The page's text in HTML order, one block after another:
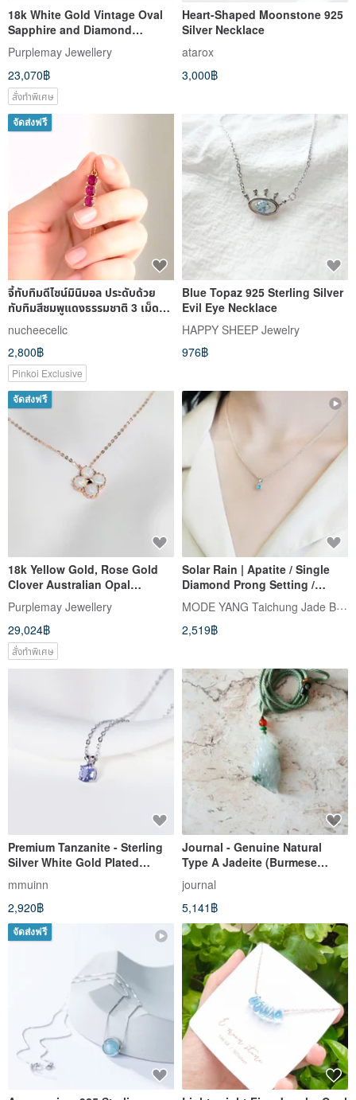
18k White Gold Vintage Oval
Sapphire and Diamond
Pendant Necklace - P022
Purplemay Jewellery
23,070฿
สั่งทำพิเศษ
Heart-Shaped Moonstone 925
Silver Necklace
atarox
3,000฿
จัดส่งฟรี
จี้ทับทิมดีไซน์มินิมอล ประดับด้วย
ทับทิมสีชมพูแดงธรรมชาติ 3 เม็ด
ขายเฉพาะจี้
nucheecelic
2,800฿
Pinkoi Exclusive
Blue Topaz 925 Sterling Silver
Evil Eye Necklace
HAPPY SHEEP Jewelry
976฿
จัดส่งฟรี
18k Yellow Gold, Rose Gold
Clover Australian Opal
Pendant Necklace P017
Purplemay Jewellery
29,024฿
สั่งทำพิเศษ
Solar Rain | Apatite / Single
Diamond Prong Setting /
Single Piece | Natural
Gemstone Necklace/Bracelet
MODE YANG Taichung Jade Bangle
2,519฿
Premium Tanzanite - Sterling
Silver White Gold Plated
Necklace 5mm - Pendant
Necklace - December
Birthstone
mmuinn
2,920฿
Journal - Genuine Natural
Type A Jadeite (Burmese
Jade) Serene Ice-Jadeite with
Gelatinous Texture, Sky Blue
with Blue Floral Patterns, Raw
Stone Pendant
journal
5,141฿
จัดส่งฟรี